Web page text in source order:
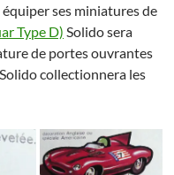
ses miniatures de
Type D) Solido sera
de portes ouvrantes
collectionnera les